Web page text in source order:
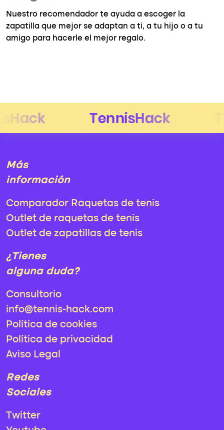
Nuestro recomendador te ayuda a escoger la
zapatilla que mejor se adaptan a ti, a tu hijo o a tu
amigo para hacerle el mejor regalo.
Más
información
Comparador Raquetas de tenis
Outlet de raquetas de tenis
Outlet de zapatillas de tenis
¿Tienes
alguna duda?
Consultorio
info@tennis-hack.com
Política de cookies
Política de privacidad
Aviso Legal
Redes
Sociales
Twitter